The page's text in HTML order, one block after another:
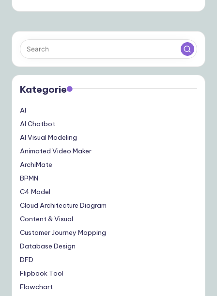
Kategorie
AI
AI Chatbot
AI Visual Modeling
Animated Video Maker
ArchiMate
BPMN
C4 Model
Cloud Architecture Diagram
Content & Visual
Customer Journey Mapping
Database Design
DFD
Flipbook Tool
Flowchart